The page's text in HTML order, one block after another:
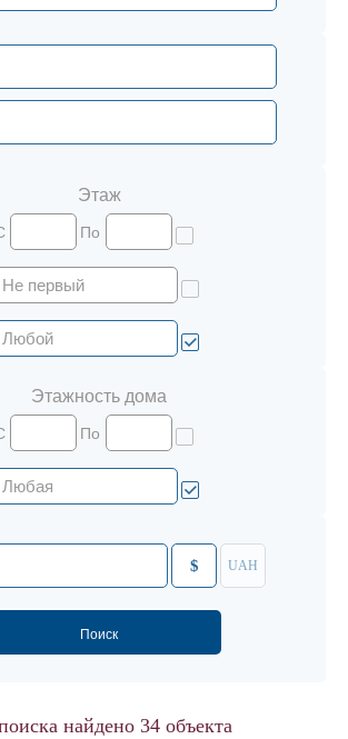
Этаж
По
Этажность дома
По
$ UAH
найдено 34 объекта